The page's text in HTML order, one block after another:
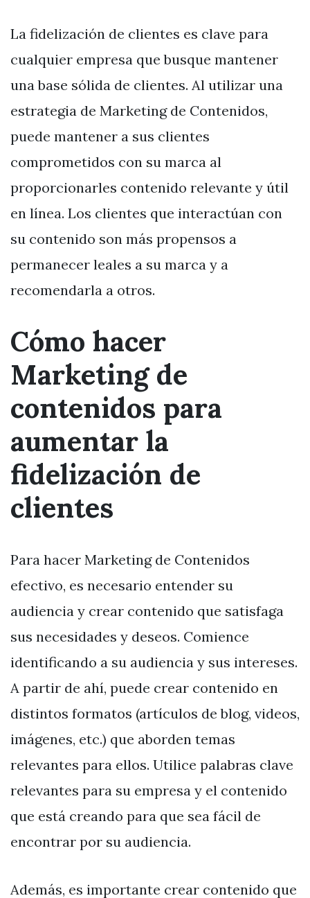
La fidelización de clientes es clave para
cualquier empresa que busque mantener
una base sólida de clientes. Al utilizar una
estrategia de Marketing de Contenidos,
puede mantener a sus clientes
comprometidos con su marca al
proporcionarles contenido relevante y útil
en línea. Los clientes que interactúan con
su contenido son más propensos a
permanecer leales a su marca y a
recomendarla a otros.
Cómo hacer
Marketing de
contenidos para
aumentar la
fidelización de
clientes
Para hacer Marketing de Contenidos
efectivo, es necesario entender su
audiencia y crear contenido que satisfaga
sus necesidades y deseos. Comience
identificando a su audiencia y sus intereses.
A partir de ahí, puede crear contenido en
distintos formatos (artículos de blog, videos,
imágenes, etc.) que aborden temas
relevantes para ellos. Utilice palabras clave
relevantes para su empresa y el contenido
que está creando para que sea fácil de
encontrar por su audiencia.
Además, es importante crear contenido que